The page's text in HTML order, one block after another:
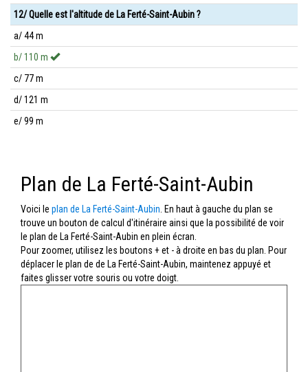
12/ Quelle est l'altitude de La Ferté-Saint-Aubin ?
a/ 44 m
b/ 110 m
c/ 77 m
d/ 121 m
e/ 99 m
Plan de La Ferté-Saint-Aubin
Voici le plan de La Ferté-Saint-Aubin . En haut à gauche du plan se
trouve un bouton de calcul d'itinéraire ainsi que la possibilité de voir
le plan de La Ferté-Saint-Aubin en plein écran.
Pour zoomer, utilisez les boutons + et - à droite en bas du plan. Pour
déplacer le plan de de La Ferté-Saint-Aubin, maintenez appuyé et
faites glisser votre souris ou votre doigt.